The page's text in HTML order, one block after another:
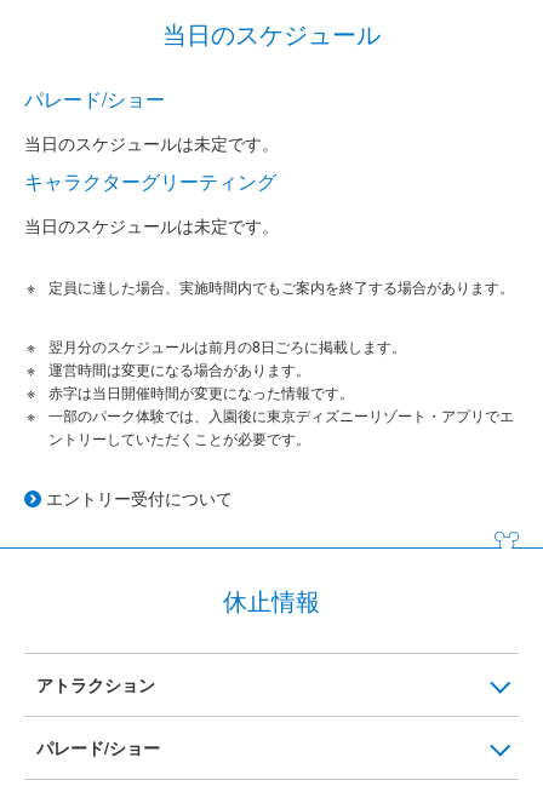
当日のスケジュール
パレード/ショー
当日のスケジュールは未定です。
キャラクターグリーティング
当日のスケジュールは未定です。
定員に達した場合、実施時間内でもご案内を終了する場合があります。
翌月分のスケジュールは前月の8日ごろに掲載します。
運営時間は変更になる場合があります。
赤字は当日開催時間が変更になった情報です。
一部のパーク体験では、入園後に東京ディズニーリゾート・アプリでエ
ントリーしていただくことが必要です。
エントリー受付について
休止情報
アトラクション
パレード/ショー